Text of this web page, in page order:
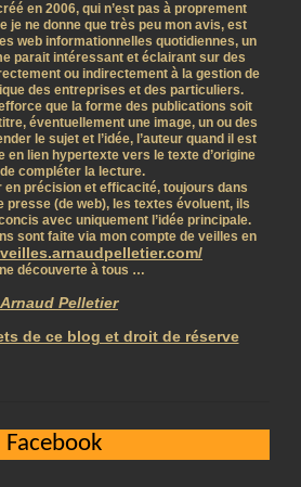
en 2006, qui n’est pas à proprement
je ne donne que très peu mon avis, est
web informationnelles quotidiennes, un
parait intéressant et éclairant sur des
ou indirectement à la gestion de
des entreprises et des particuliers.
que la forme des publications soit
éventuellement une image, un ou des
le sujet et l’idée, l’auteur quand il est
en lien hypertexte vers le texte d’origine
compléter la lecture.
en précision et efficacité, toujours dans
presse (de web), les textes évoluent, ils
avec uniquement l’idée principale.
sont faite via mon compte de veilles en
découverte à tous …
Arnaud Pelletier
de ce blog et droit de réserve
Facebook